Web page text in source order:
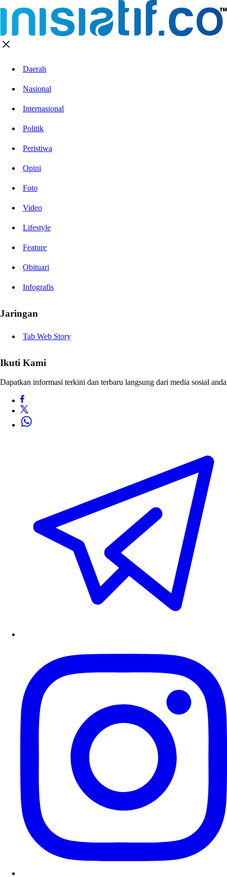
Daerah
Nasional
Internasional
Politik
Peristiwa
Opini
Foto
Video
Lifestyle
Feature
Obituari
Infografis
Jaringan
Tab Web Story
Ikuti Kami
Dapatkan informasi terkini dan terbaru langsung dari media sosial anda